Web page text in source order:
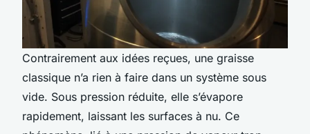
Contrairement aux idées reçues, une graisse
classique n’a rien à faire dans un système sous
vide. Sous pression réduite, elle s’évapore
rapidement, laissant les surfaces à nu. Ce